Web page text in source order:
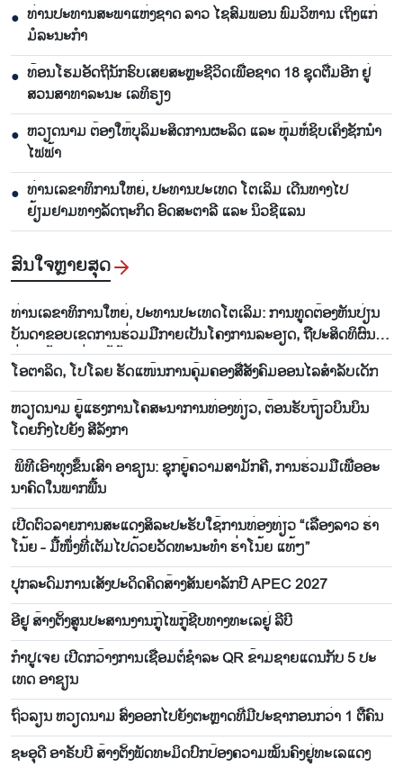
● ທ່ານປະທານສະພາແຫ່ງຊາດ ລາວ ໄຊສົມພອນ ພົມວິຫານ ເຖິງແກ່
ມໍລະນະກຳ
● ທ້ອນໂຮມອັດຖິນັກຮົບເສຍສະຫຼະຊີວິດເພື່ອຊາດ 18 ຊຸດຕື່ມອີກ ຢູ່
ສວນສາທາລະນະ ເລທິຣຽງ
● ຫວຽດນາມ ຕ້ອງໃຫ້ບຸລິມະສິດການຜະລິດ ແລະ ຫຸ້ມຫໍ່ຊິບເຄິ່ງຊັກນຳ
ໄຟຟ້າ
● ທ່ານເລຂາທິການໃຫຍ່, ປະທານປະເທດ ໂຕເລິມ ເດີນທາງໄປ
ຢ້ຽມຢາມທາງລັດຖະກິດ ອົດສະຕາລີ ແລະ ນິວຊີແລນ
ສົນ​ໃຈ​ຫຼາຍ​ສຸດ
ທ່ານ​ເລ​ຂາ​ທິ​ການ​ໃຫຍ່, ປະ​ທານ​ປະ​ເທດ​ໂຕ​ເລິມ: ການ​ທູດ​ຕ້ອງ​ຫັນ​ປ່ຽນ​
ບັນ​ດາ​ຂອບ​ເຂດ​ການ​ຮ່ວມ​ມື​ກາຍ​ເປັນ​ໂຄງ​ການ​ລະ​ອຽດ​, ຖື​ປະ​ສິດ​ທິ​ຜົນ​
ຢ່າງ​ແທ້​ຈິງ​ແມ່ນ​ໄມ້ຫຼ້າ​ວັດ​ແທກ
ໂອ​ຕາ​ລິດ, ໂປ​ໂລຍ ຮັດ​ແໜ້ນ​ການ​ຄຸ້ມ​ຄອງ​ສື່​ສັງ​ຄົມ​ອອນ​ໄລ​ສຳ​ລັບ​ເດັກ
ຫວຽດ​ນາມ ຍູ້​ແຮງ​ການ​ໂຄ​ສະ​ນາ​ການ​ທ່ອງ​ທ່ຽວ, ຕ້ອນ​ຮັບ​ຖ້ຽວ​ບິນ​ບິນ​
ໂດຍ​ກົງ​ໄປ​ຍັງ ສີ​ລັງ​ກາ
ພິ​ທີ​ເອົາ​ທຸງ​ຂຶ້ນ​ເສົາ ອາ​ຊຽນ: ຊຸກ​ຍູ້​ຄວາມ​ສາ​ມັ​ກ​ຄີ, ການ​ຮ່ວມ​ມື​ເພື່ອ​ອະ​
ນາ​ຄົດ​ໃນ​ພາກ​ພື້ນ
ເປີດ​ຕົວ​ລາຍ​ການ​ສະ​ແດງ​ສິ​ລະ​ປະ​ຮັບ​ໃຊ້​ການ​ທ່ອງ​ທ່ຽວ “ເລື່ອງ​ລາວ ຮ່າ​
ໂນ້ຍ - ມື້​ໜຶ່ງ​ທີ່​ເຕັມ​ໄປ​ດ້ວຍ​ວັດ​ທະ​ນະ​ທໍ​າ ຮ່າ​ໂນ້ຍ ແທ້ໆ”
ປຸກ​ລະ​ດົມ​ການ​ເສັງ​ປະ​ດິດ​ຄິດ​ສ້າງສັນ​ຍາ​ລັກ​ປີ APEC 2027
ອີ​ຢູ ສ້າງ​ຕັ້ງ​ສູນ​ປະ​ສານ​ງານ​ກູ້​ໄພ​ກູ້​ຊີບ​ທາງ​ທະ​ເລ​ຢູ່ ລີ​ບີ
ກຳ​ປູ​ເຈຍ ​ເປີດກວ້າງ​ການ​ເຊື່ອມ​ຕໍ່​ຊຳ​ລະ QR ຂ້າມ​ຊາຍ​ແດນ​ກັບ 5 ປະ​
ເທດ ອາ​ຊຽນ
ຖົ່ວ​ລຽນ ຫວຽດ​ນາມ ສົ່ງ​ອອກ​ໄປ​ຍັງ​ຕະຫຼາດ​ທີ່​ມີ​ປະ​ຊາ​ກອນກວ່າ 1 ຕື້​ຄົນ
ຊະອຸດີ ອາຣັບບີ ສ້າງຕັ້ງພັດທະມິດປົກປ້ອງຄວາມໝັ້ນຄົງຢູ່ທະເລແດງ